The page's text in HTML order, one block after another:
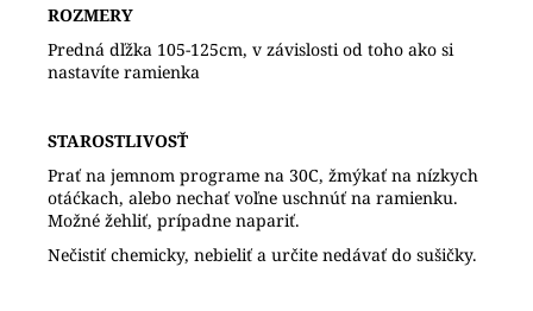
ROZMERY
Predná dľžka 105-125cm, v závislosti od toho ako si
nastavíte ramienka
STAROSTLIVOSŤ
Prať na jemnom programe na 30C, žmýkať na nízkych
otáćkach, alebo nechať voľne uschnúť na ramienku.
Možné žehliť, prípadne napariť.
Nečistiť chemicky, nebieliť a určite nedávať do sušičky.